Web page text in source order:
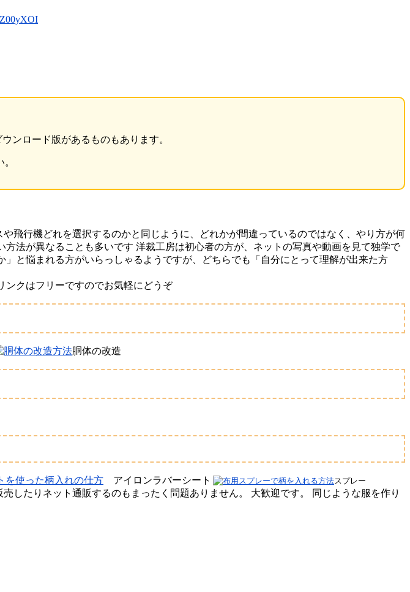
ンロード版があるものもあります。
飛行機どれを選択するのかと同じように、どれかが間違っているのではなく、やり方が何
法が異なることも多いです 洋裁工房は初心者の方が、ネットの写真や動画を見て独学で
と悩まれる方がいらっしゃるようですが、どちらでも「自分にとって理解が出来た方
ンクはフリーですのでお気軽にどうぞ
胴体の改造
アイロンラバーシート スプレー
したりネット通販するのもまったく問題ありません。 大歓迎です。 同じような服を作り